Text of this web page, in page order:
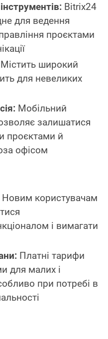
Bitrix24
для ведення
проєктами
Містить широкий
для невеликих
Мобільний
залишатися
проєктами й
офісом
Новим користувачам
і вимагати
Платні тарифи
для малих і
при потребі в